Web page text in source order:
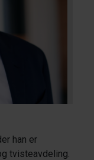
han er
tvisteavdeling.